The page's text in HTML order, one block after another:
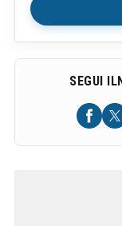
SEGUI